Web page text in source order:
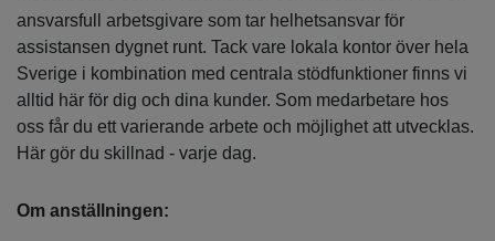
ansvarsfull arbetsgivare som tar helhetsansvar för
assistansen dygnet runt. Tack vare lokala kontor över hela
Sverige i kombination med centrala stödfunktioner finns vi
alltid här för dig och dina kunder. Som medarbetare hos
oss får du ett varierande arbete och möjlighet att utvecklas.
Här gör du skillnad - varje dag.
Om anställningen: